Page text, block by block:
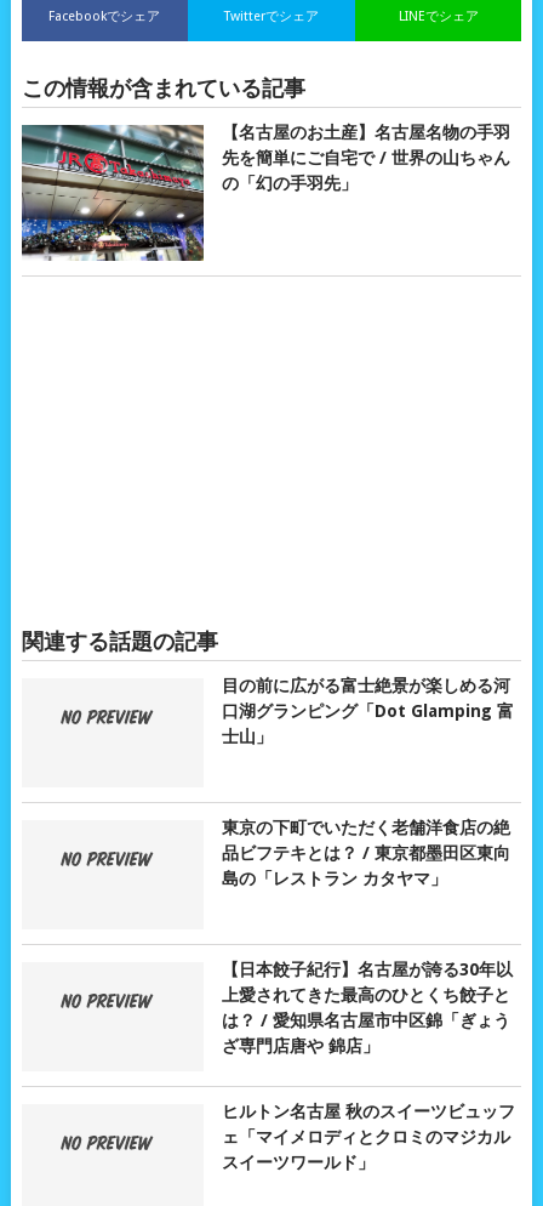
Facebookでシェア LINEでシェア
Twitterでシェア
この情報が含まれている記事
【名古屋のお土産】名古屋名物の手羽
先を簡単にご自宅で / 世界の山ちゃん
の「幻の手羽先」
関連する話題の記事
目の前に広がる富士絶景が楽しめる河
口湖グランピング「Dot Glamping 富
士山」
東京の下町でいただく老舗洋食店の絶
品ビフテキとは？ / 東京都墨田区東向
島の「レストラン カタヤマ」
【日本餃子紀行】名古屋が誇る30年以
上愛されてきた最高のひとくち餃子と
は？ / 愛知県名古屋市中区錦「ぎょう
ざ専門店唐や 錦店」
ヒルトン名古屋 秋のスイーツビュッフ
ェ「マイメロディとクロミのマジカル
スイーツワールド」